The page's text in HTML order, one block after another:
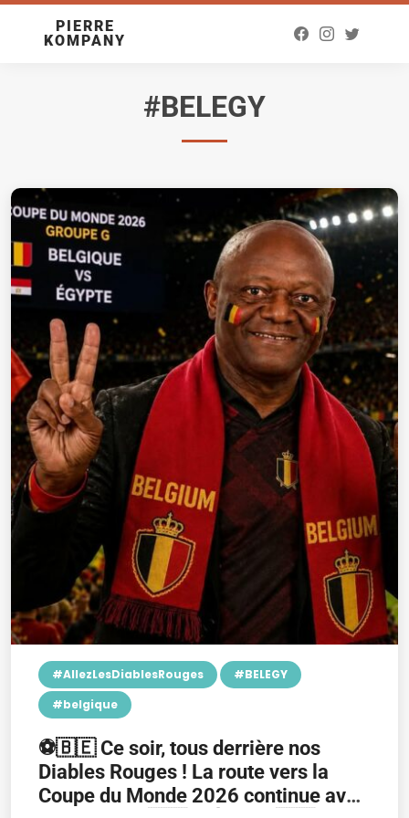
PIERRE
KOMPANY
#BELEGY
#AllezLesDiablesRouges
#BELEGY
#belgique
⚽🇧🇪 Ce soir, tous derrière nos
Diables Rouges ! La route vers la
Coupe du Monde 2026 continue avec